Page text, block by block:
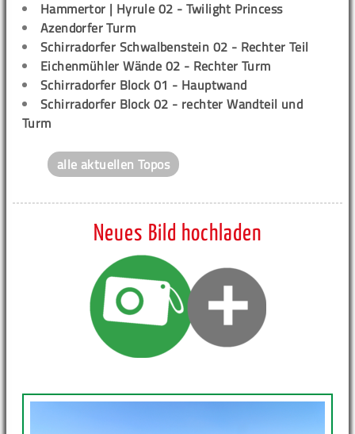
Hammertor | Hyrule 02 - Twilight Princess
Azendorfer Turm
Schirradorfer Schwalbenstein 02 - Rechter Teil
Eichenmühler Wände 02 - Rechter Turm
Schirradorfer Block 01 - Hauptwand
Schirradorfer Block 02 - rechter Wandteil und
Turm
alle aktuellen Topos
Neues Bild hochladen